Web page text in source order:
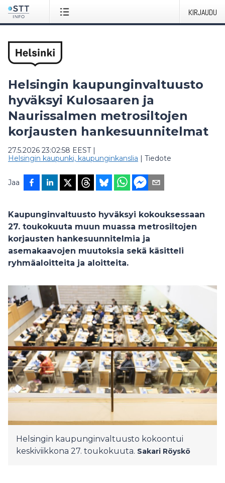
KIRJAUDU
Helsingin kaupunginvaltuusto
hyväksyi Kulosaaren ja
Naurissalmen metrosiltojen
korjausten hankesuunnitelmat
27.5.2026 23:02:58 EEST|
Helsingin kaupunki, kaupunginkanslia | Tiedote
Jaa
Kaupunginvaltuusto hyväksyi kokouksessaan
27. toukokuuta muun muassa metrosiltojen
korjausten hankesuunnitelmia ja
asemakaavojen muutoksia sekä käsitteli
ryhmäaloitteita ja aloitteita.
Helsingin kaupunginvaltuusto kokoontui
keskiviikkona 27. toukokuuta. Sakari Röyskö